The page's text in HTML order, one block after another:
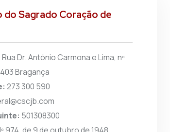
do Sagrado Coração de
Rua Dr. António Carmona e Lima, nº
Bragança
273 300 590
501308300